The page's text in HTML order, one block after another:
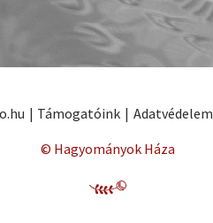
| Támogatóink | Adatvédelem
© Hagyományok Háza